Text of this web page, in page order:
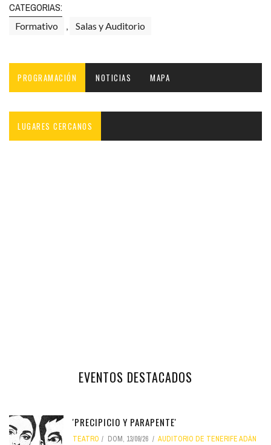
CATEGORIAS:
Formativo , Salas y Auditorio
PROGRAMACIÓN NOTICIAS MAPA
LUGARES CERCANOS
EVENTOS DESTACADOS
'PRECIPICIO Y PARAPENTE'
TEATRO DOM, 13/09/26
AUDITORIO DE TENERIFE ADÁN